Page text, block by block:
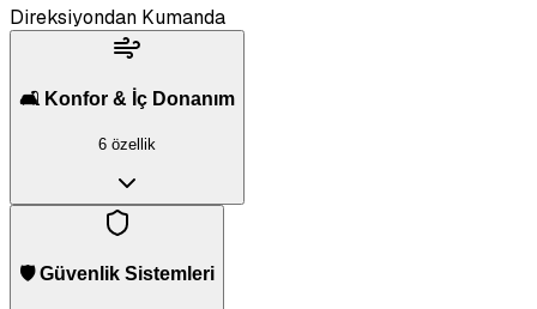
Direksiyondan Kumanda
🛋️ Konfor & İç Donanım
6 özellik
🛡️ Güvenlik Sistemleri